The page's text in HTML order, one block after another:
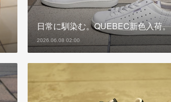
日常に馴染む。QUEBEC新色入荷。
2026.06.08 02:00